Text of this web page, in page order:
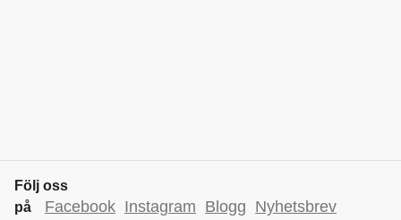
Följ oss
på
Facebook Instagram Blogg Nyhetsbrev